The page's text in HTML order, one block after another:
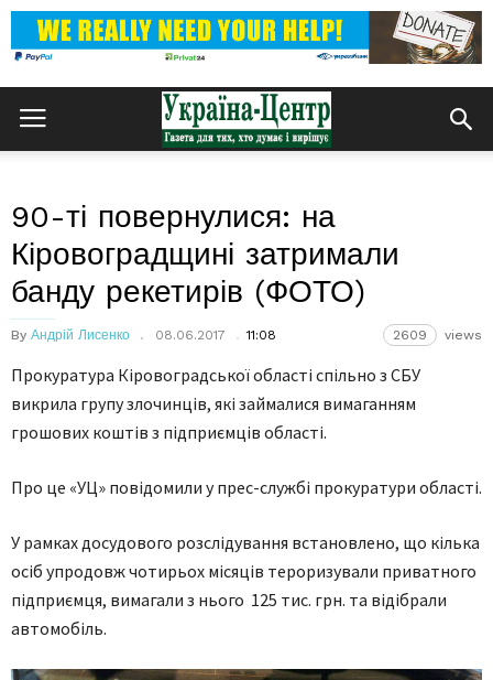
90-ті повернулися: на
Кіровоградщині затримали
банду рекетирів (ФОТО)
By Андрій Лисенко 08.06.2017 11:08 2609 views
Прокуратура Кіровоградської області спільно з СБУ
викрила групу злочинців, які займалися вимаганням
грошових коштів з підприємців області.
Про це «УЦ» повідомили у прес-службі прокуратури області.
У рамках досудового розслідування встановлено, що кілька
осіб упродовж чотирьох місяців тероризували приватного
підприємця, вимагали з нього 125 тис. грн. та відібрали
автомобіль.